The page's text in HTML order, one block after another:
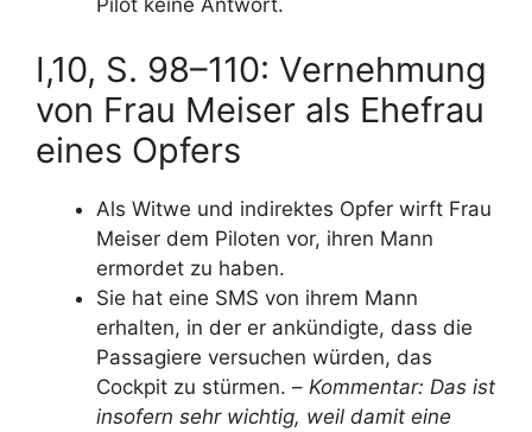
I,10, S. 98–110: Vernehmung
von Frau Meiser als Ehefrau
eines Opfers
Als Witwe und indirektes Opfer wirft Frau
Meiser dem Piloten vor, ihren Mann
ermordet zu haben.
Sie hat eine SMS von ihrem Mann
erhalten, in der er ankündigte, dass die
Passagiere versuchen würden, das
Cockpit zu stürmen. – Kommentar: Das ist
insofern sehr wichtig, weil damit eine